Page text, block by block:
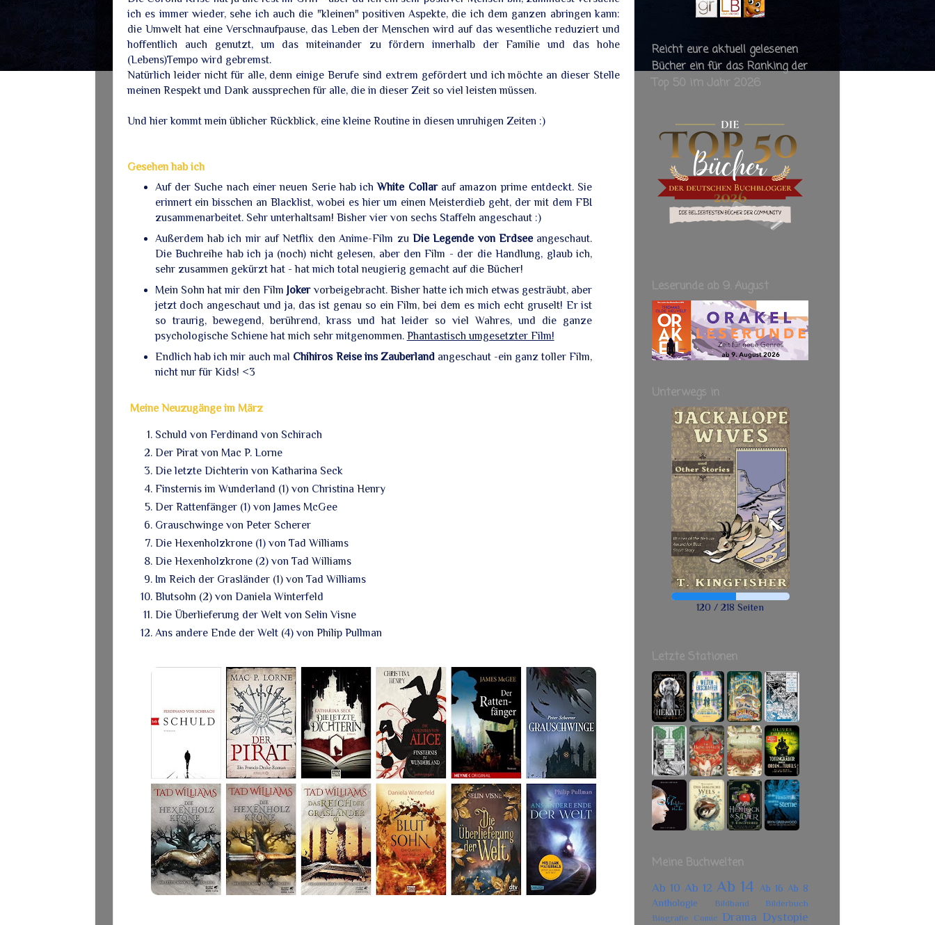
ich es immer wieder, sehe ich auch die "kleinen" positiven Aspekte, die ich dem ganzen abringen kann:
die Umwelt hat eine Verschnaufpause, das Leben der Menschen wird auf das wesentliche reduziert und
hoffentlich auch genutzt, um das miteinander zu fördern innerhalb der Familie und das hohe
(Lebens)Tempo wird gebremst.
Natürlich leider nicht für alle, denn einige Berufe sind extrem gefördert und ich möchte an dieser Stelle
meinen Respekt und Dank aussprechen für alle, die in dieser Zeit so viel leisten müssen.
Und hier kommt mein üblicher Rückblick, eine kleine Routine in diesen unruhigen Zeiten :)
Gesehen hab ich
Auf der Suche nach einer neuen Serie hab ichWhite Collarauf amazon prime entdeckt. Sie
erinnert ein bisschen an Blacklist, wobei es hier um einen Meisterdieb geht, der mit dem FBI
zusammenarbeitet. Sehr unterhaltsam! Bisher vier von sechs Staffeln angeschaut :)
Außerdem hab ich mir auf Netflix den Anime-Film zu Die Legende von Erdseeangeschaut.
Die Buchreihe hab ich ja (noch) nicht gelesen, aber den Film - der die Handlung, glaub ich,
sehr zusammen gekürzt hat - hat mich total neugierig gemacht auf die Bücher!
Mein Sohn hat mir den Film Jokervorbeigebracht. Bisher hatte ich mich etwas gesträubt, aber
jetzt doch angeschaut und ja, das ist genau so ein Film, bei dem es mich echt gruselt! Er ist
so traurig, bewegend, berührend, krass und hat leider so viel Wahres, und die ganze
psychologische Schiene hat mich sehr mitgenommen. Phantastisch umgesetzter Film!
Endlich hab ich mir auch mal Chihiros Reise ins Zauberlandangeschaut -ein ganz toller Film,
nicht nur für Kids! <3
Meine Neuzugänge im März
Schuld von Ferdinand von Schirach
Der Pirat von Mac P. Lorne
Die letzte Dichterin von Katharina Seck
Finsternis im Wunderland (1) von Christina Henry
Der Rattenfänger (1) von James McGee
Grauschwinge von Peter Scherer
Die Hexenholzkrone (1) von Tad Williams
Die Hexenholzkrone (2) von Tad Williams
Im Reich der Grasländer (1) von Tad Williams
Blutsohn (2) von Daniela Winterfeld
Die Überlieferung der Welt von Selin Visne
Ans andere Ende der Welt (4) von Philip Pullman
Reicht eure aktuell gelesenen
Bücher ein für das Ranking der
Top 50 im Jahr 2026
Leserunde ab 9. August
Unterwegs in
120 / 218 Seiten
Letzte Stationen
Meine Buchwelten
Ab 10 Ab 12 Ab 14 Ab 16 Ab 8
Anthologie
Bildband
Bilderbuch
Biografie Comic Drama Dystopie